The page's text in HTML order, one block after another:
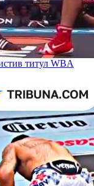
титул WBA